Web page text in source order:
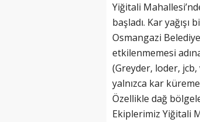
Yiğitali
başladı. Kar
Osmangazi
etkilenmemesi
(Greyder, loder,
yalnızca kar
Özellikle dağ
Ekiplerimiz Yiğitali